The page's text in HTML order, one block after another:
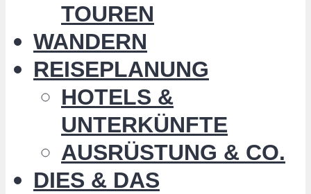
TOUREN
WANDERN
REISEPLANUNG
HOTELS &
UNTERKÜNFTE
AUSRÜSTUNG & CO.
DIES & DAS